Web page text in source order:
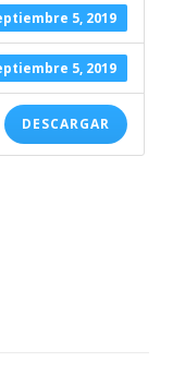
5, 2019
5, 2019
DESCARGAR